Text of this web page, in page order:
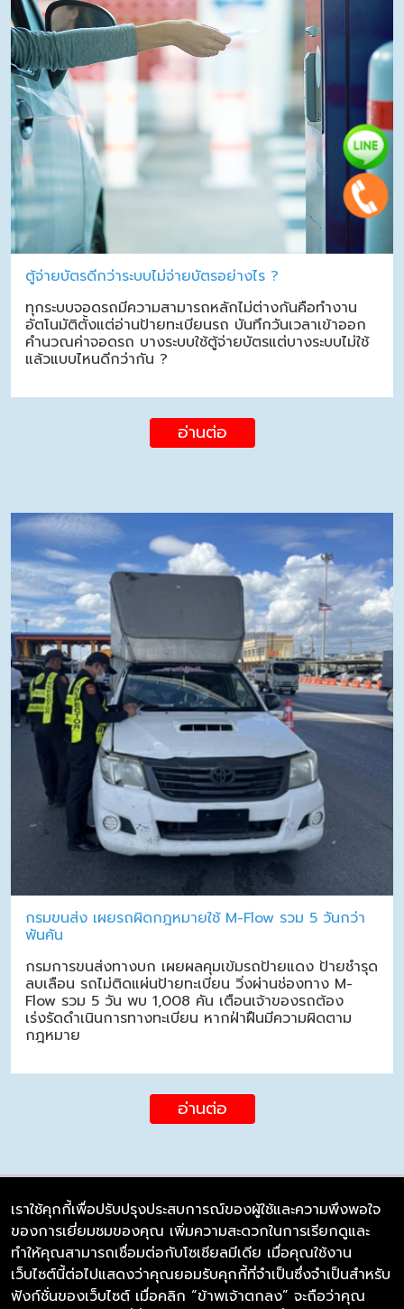
ตู้จ่ายบัตรดีกว่าระบบไม่จ่ายบัตรอย่างไร ?
ทุกระบบจอดรถมีความสามารถหลักไม่ต่างกันคือทำงาน
อัตโนมัติตั้งแต่อ่านป้ายทะเบียนรถ บันทึกวันเวลาเข้าออก
คำนวณค่าจอดรถ บางระบบใช้ตู้จ่ายบัตรแต่บางระบบไม่ใช้
แล้วแบบไหนดีกว่ากัน ?
อ่านต่อ
กรมขนส่ง เผยรถผิดกฎหมายใช้ M-Flow รวม 5 วันกว่า
พันคัน
กรมการขนส่งทางบก เผยผลคุมเข้มรถป้ายแดง ป้ายชำรุด
ลบเลือน รถไม่ติดแผ่นป้ายทะเบียน วิ่งผ่านช่องทาง M-
Flow รวม 5 วัน พบ 1,008 คัน เตือนเจ้าของรถต้อง
เร่งรัดดำเนินการทางทะเบียน หากฝ่าฝืนมีความผิดตาม
กฎหมาย
อ่านต่อ
บริษัท ซิมลิงค์ จำกัด
98/226 Bangrakyai-Baanmai Road,
Bangyai, Nonthaburi 11140
เราใช้คุกกี้เพื่อปรับปรุงประสบการณ์ของผู้ใช้และความพึงพอใจ
ของการเยี่ยมชมของคุณ เพิ่มความสะดวกในการเรียกดูและ
ทำให้คุณสามารถเชื่อมต่อกับโซเชียลมีเดีย เมื่อคุณใช้งาน
เว็บไซต์นี้ต่อไปแสดงว่าคุณยอมรับคุกกี้ที่จำเป็นซึ่งจำเป็นสำหรับ
ฟังก์ชั่นของเว็บไซต์ เมื่อคลิก “ข้าพเจ้าตกลง” จะถือว่าคุณ